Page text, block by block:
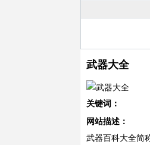
武器大全
关键词：
网站描述：
武器百科大全简